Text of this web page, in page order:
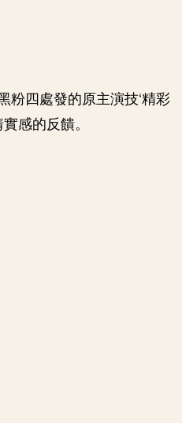
粉四處發的原主演技‘精彩
感的反饋。